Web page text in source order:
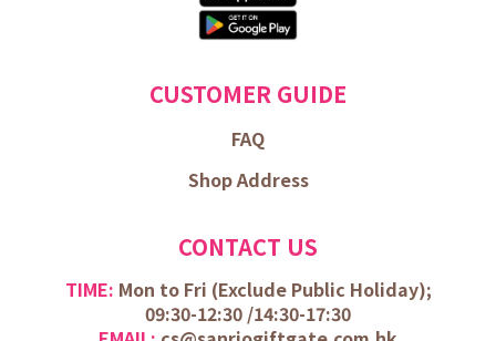
CUSTOMER GUIDE
FAQ
Shop Address
CONTACT US
TIME: Mon to Fri (Exclude Public Holiday);
09:30-12:30 /14:30-17:30